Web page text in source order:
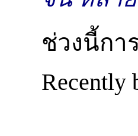
ช่วงนี้กา
Recently